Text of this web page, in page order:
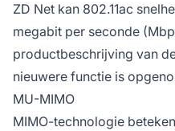
ZD Net kan 802.11ac
megabit per seconde
productbeschrijving van
nieuwere functie is
MU-MIMO
MIMO-technologie